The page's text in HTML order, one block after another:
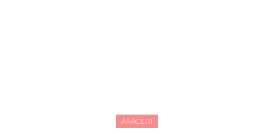
AFACERI